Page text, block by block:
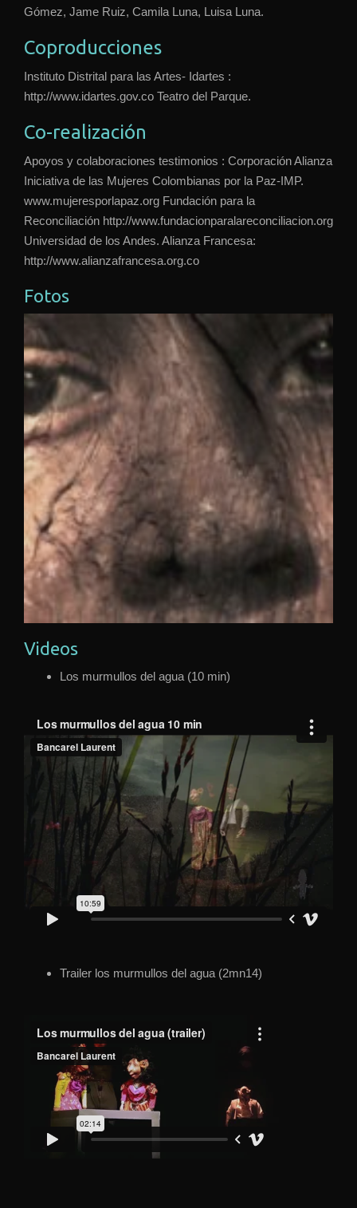
Gómez, Jame Ruiz, Camila Luna, Luisa Luna.
Coproducciones
Instituto Distrital para las Artes- Idartes :
http://www.idartes.gov.co Teatro del Parque.
Co-realización
Apoyos y colaboraciones testimonios : Corporación Alianza
Iniciativa de las Mujeres Colombianas por la Paz-IMP.
www.mujeresporlapaz.org Fundación para la
Reconciliación http://www.fundacionparalareconciliacion.org
Universidad de los Andes. Alianza Francesa:
http://www.alianzafrancesa.org.co
Fotos
Videos
Los murmullos del agua (10 min)
Trailer los murmullos del agua (2mn14)